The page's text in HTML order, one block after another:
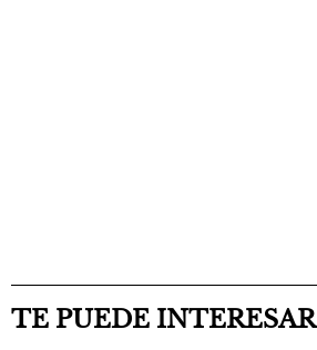
TE PUEDE INTERESAR